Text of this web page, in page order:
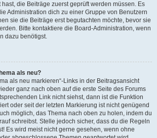
die Beiträge zuerst geprüft werden müssen. Es
Administration dich zu einer Gruppe von Benutzern
sie die Beiträge erst begutachten möchte, bevor sie
Bitte kontaktiere die Board-Administration, wenn
dazu benötigst.
als neu?
als neu markieren“-Links in der Beitragsansicht
ganz nach oben auf die erste Seite des Forums
Link nicht siehst, dann ist die Funktion
oder seit der letzten Markierung ist nicht genügend
möglich, das Thema nach oben zu holen, indem du
schreibst. Stelle jedoch sicher, dass du die Regeln
Es wird meist nicht gerne gesehen, wenn ohne